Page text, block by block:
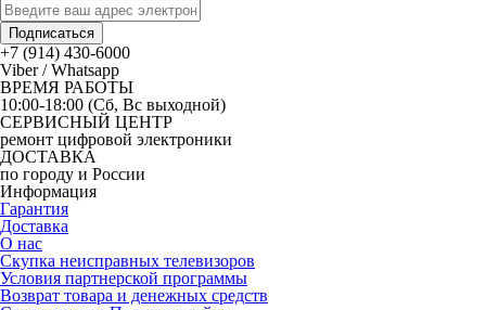
Подписаться
+7 (914) 430-6000
Viber / Whatsapp
ВРЕМЯ РАБОТЫ
10:00-18:00 (Сб, Вс выходной)
СЕРВИСНЫЙ ЦЕНТР
ремонт цифровой электроники
ДОСТАВКА
по городу и России
Информация
Гарантия
Доставка
О нас
Скупка неисправных телевизоров
Условия партнерской программы
Возврат товара и денежных средств